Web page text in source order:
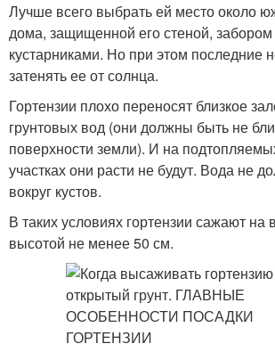
Лучше всего выбрать ей место около
дома, защищенной его стеной,
кустарниками. Но при этом последние
затенять ее от солнца.
Гортензии плохо переносят близкое
грунтовых вод (они должны быть не
поверхности земли). И на
участках они расти не будут. Вода не
вокруг кустов.
В таких условиях гортензии сажают на
высотой не менее 50 см.